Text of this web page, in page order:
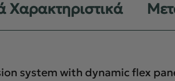
Χαρακτηριστικά
system with dynamic flex